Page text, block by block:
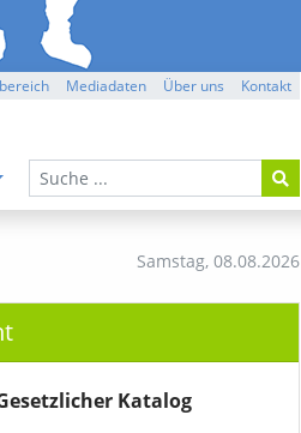
Mediadaten Über uns Kontakt
Samstag, 08.08.2026
Katalog